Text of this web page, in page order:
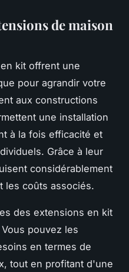
de maison
kit offrent une
pour agrandir votre
aux constructions
une installation
à la fois efficacité et
Grâce à leur
considérablement
les coûts associés.
des extensions en kit
pouvez les
en termes de
tout en profitant d'une